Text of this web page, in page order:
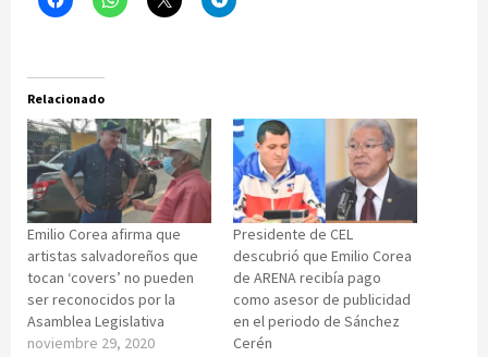
Relacionado
Emilio Corea afirma que
artistas salvadoreños que
tocan ‘covers’ no pueden
ser reconocidos por la
Asamblea Legislativa
noviembre 29, 2020
Presidente de CEL
descubrió que Emilio Corea
de ARENA recibía pago
como asesor de publicidad
en el periodo de Sánchez
Cerén